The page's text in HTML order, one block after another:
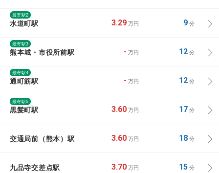
最寄駅2
水道町駅 3.29 万円 9分
最寄駅3
熊本城・市役所前駅 - 万円 12分
最寄駅4
通町筋駅 - 万円 12分
最寄駅5
黒髪町駅 3.60 万円 17分
交通局前（熊本）駅 3.60 万円 18分
九品寺交差点駅 3.70 万円 15分